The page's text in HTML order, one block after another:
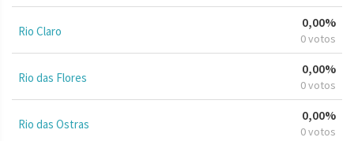
Rio Claro
0,00%
0 votos
Rio das Flores
0,00%
0 votos
Rio das Ostras
0,00%
0 votos